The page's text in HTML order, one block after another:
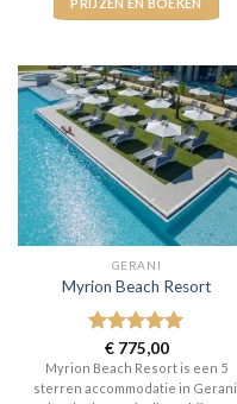
GERANI
Myrion Beach Resort
Gewaardeerd
5uit 5
€775,00
Myrion Beach Resort is een 5
sterren accommodatie in Gerani.